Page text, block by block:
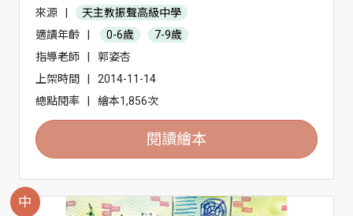
來源
天主教振聲高級中學
適讀年齡
0-6歲
7-9歲
指導老師
郭姿杏
上架時間
2014-11-14
總點閱率
繪本1,856次
閱讀繪本
中